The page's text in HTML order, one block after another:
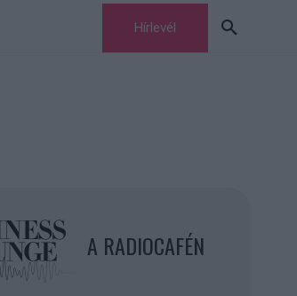
Hírlevél
A RADIOCAFÉN